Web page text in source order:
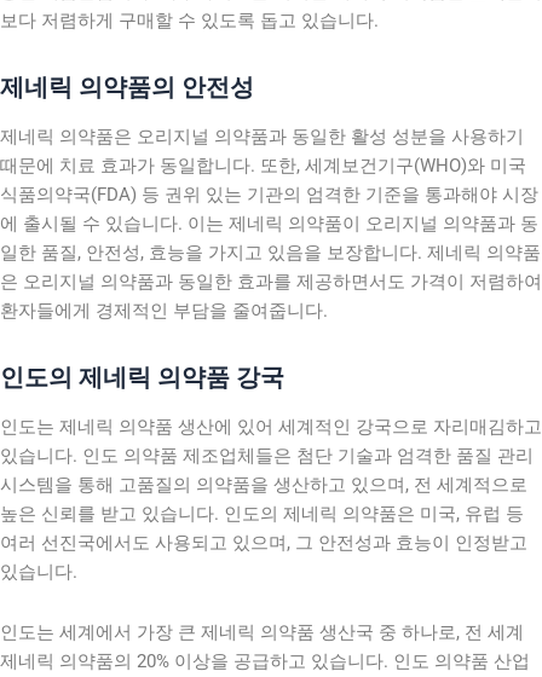
보다 저렴하게 구매할 수 있도록 돕고 있습니다.
제네릭 의약품의 안전성
제네릭 의약품은 오리지널 의약품과 동일한 활성 성분을 사용하기
때문에 치료 효과가 동일합니다. 또한, 세계보건기구(WHO)와 미국
식품의약국(FDA) 등 권위 있는 기관의 엄격한 기준을 통과해야 시장
에 출시될 수 있습니다. 이는 제네릭 의약품이 오리지널 의약품과 동
일한 품질, 안전성, 효능을 가지고 있음을 보장합니다. 제네릭 의약품
은 오리지널 의약품과 동일한 효과를 제공하면서도 가격이 저렴하여
환자들에게 경제적인 부담을 줄여줍니다.
인도의 제네릭 의약품 강국
인도는 제네릭 의약품 생산에 있어 세계적인 강국으로 자리매김하고
있습니다. 인도 의약품 제조업체들은 첨단 기술과 엄격한 품질 관리
시스템을 통해 고품질의 의약품을 생산하고 있으며, 전 세계적으로
높은 신뢰를 받고 있습니다. 인도의 제네릭 의약품은 미국, 유럽 등
여러 선진국에서도 사용되고 있으며, 그 안전성과 효능이 인정받고
있습니다.
인도는 세계에서 가장 큰 제네릭 의약품 생산국 중 하나로, 전 세계
제네릭 의약품의 20% 이상을 공급하고 있습니다. 인도 의약품 산업